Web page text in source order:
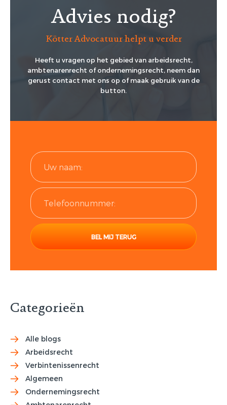
Advies nodig?
Kötter Advocatuur helpt u verder
Heeft u vragen op het gebied van arbeidsrecht,
ambtenarenrecht of ondernemingsrecht, neem dan
gerust contact met ons op of maak gebruik van de
button.
Categorieën
Alle blogs
Arbeidsrecht
Verbintenissenrecht
Algemeen
Ondernemingsrecht